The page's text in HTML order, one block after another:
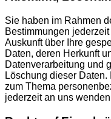
Sie haben im Rahmen
Bestimmungen
Auskunft über Ihre
Daten, deren Herkunft
Datenverarbeitung und
Löschung dieser
zum Thema
jederzeit an uns